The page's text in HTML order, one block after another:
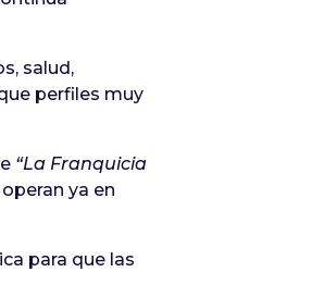
salud,
perfiles muy
“La Franquicia
operan ya en
para que las